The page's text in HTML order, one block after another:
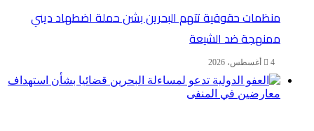
منظمات حقوقية تتهم البحرين بشن حملة اضطهاد ديني
ممنهجة ضد الشيعة
4 أغسطس، 2026